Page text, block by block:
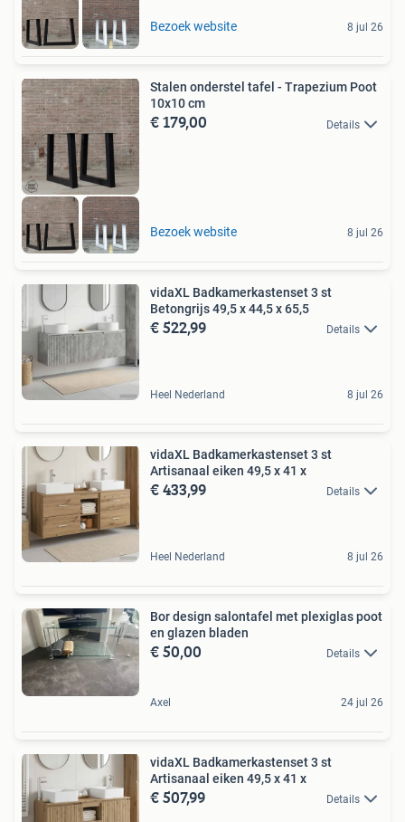
Bezoek website 8 jul 26
Stalen onderstel tafel - Trapezium Poot
10x10 cm
€ 179,00 Details
Bezoek website 8 jul 26
vidaXL Badkamerkastenset 3 st
Betongrijs 49,5 x 44,5 x 65,5
€ 522,99 Details
Heel Nederland 8 jul 26
vidaXL Badkamerkastenset 3 st
Artisanaal eiken 49,5 x 41 x
€ 433,99 Details
Heel Nederland 8 jul 26
Bor design salontafel met plexiglas poot
en glazen bladen
€ 50,00 Details
Axel 24 jul 26
vidaXL Badkamerkastenset 3 st
Artisanaal eiken 49,5 x 41 x
€ 507,99 Details